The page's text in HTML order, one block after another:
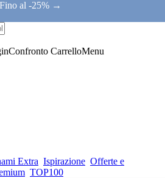
Fino al -25% →
Confronto CarrelloMenu
Extra Ispirazione Offerte e
TOP100